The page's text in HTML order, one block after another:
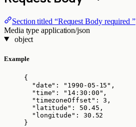
Section titled “Request Body required ”
Media type application/json
object
Example
{
"date" : " 1990-05-15 " ,
"time" : " 14:30:00 " ,
"timezoneOffset" : 3 ,
"latitude" : 50.45 ,
"longitude" : 30.52
}